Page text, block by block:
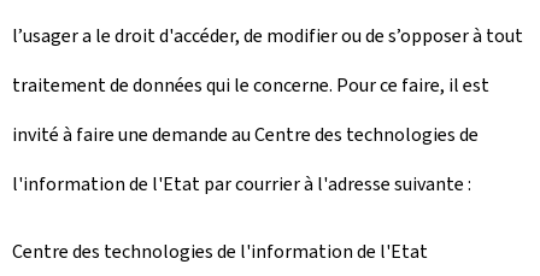
l’usager a le droit d'accéder, de modifier ou de s’opposer à tout
traitement de données qui le concerne. Pour ce faire, il est
invité à faire une demande au Centre des technologies de
l'information de l'Etat par courrier à l'adresse suivante :
Centre des technologies de l'information de l'Etat